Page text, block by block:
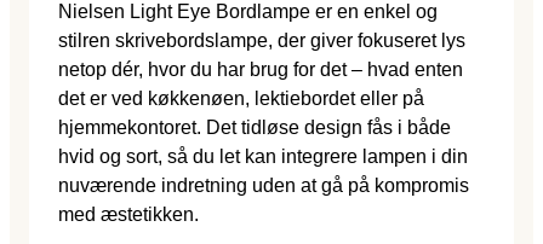
Nielsen Light Eye Bordlampe er en enkel og
stilren skrivebordslampe, der giver fokuseret lys
netop dér, hvor du har brug for det – hvad enten
det er ved køkkenøen, lektiebordet eller på
hjemmekontoret. Det tidløse design fås i både
hvid og sort, så du let kan integrere lampen i din
nuværende indretning uden at gå på kompromis
med æstetikken.